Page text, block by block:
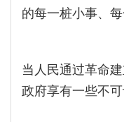
的每一桩小事、
当人民通过革命
政府享有一些不